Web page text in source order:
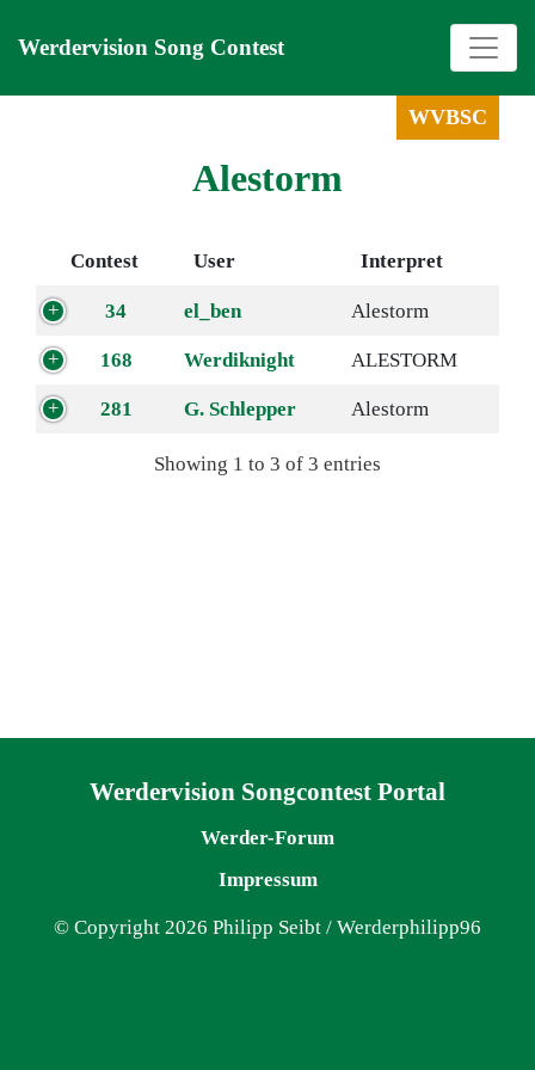
Werdervision Song Contest
WVBSC
Alestorm
Contest User Interpret
34 el_ben Alestorm
168 Werdiknight ALESTORM
281 G. Schlepper Alestorm
Showing 1 to 3 of 3 entries
Werdervision Songcontest Portal
Werder-Forum
Impressum
© Copyright 2026 Philipp Seibt / Werderphilipp96